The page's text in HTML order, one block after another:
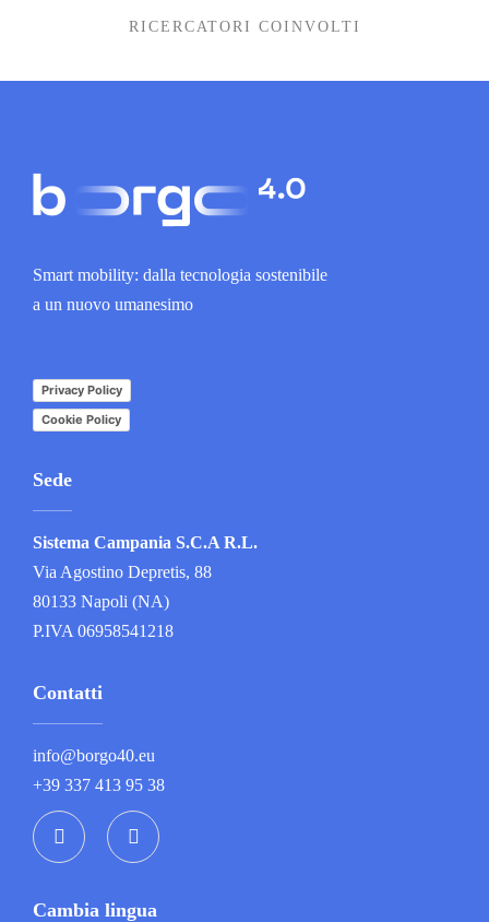
RICERCATORI COINVOLTI
Smart mobility: dalla tecnologia sostenibile
a un nuovo umanesimo
Privacy Policy
Cookie Policy
Sede
Sistema Campania S.C.A R.L.
Via Agostino Depretis, 88
80133 Napoli (NA)
P.IVA 06958541218
Contatti
info@borgo40.eu
+39 337 413 95 38
Cambia lingua